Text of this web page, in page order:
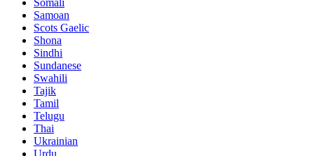
Samoan
Scots Gaelic
Shona
Sindhi
Sundanese
Swahili
Tajik
Tamil
Telugu
Thai
Ukrainian
Urdu